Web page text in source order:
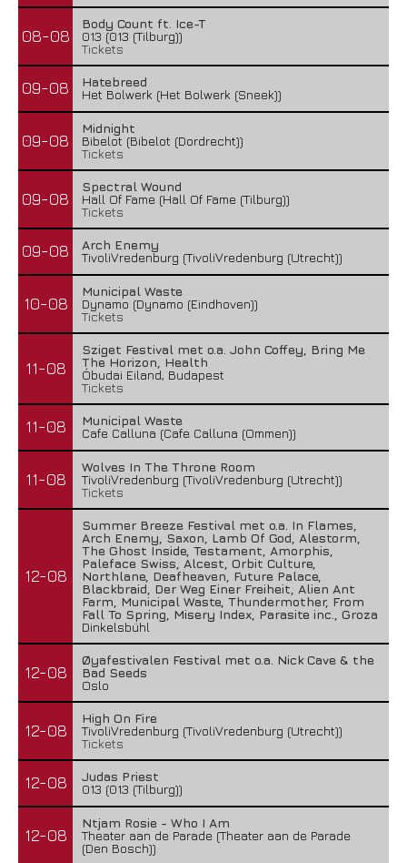
08-08
Body Count ft. Ice-T
013 (013 (Tilburg))
Tickets
09-08
Hatebreed
Het Bolwerk (Het Bolwerk (Sneek))
09-08
Midnight
Bibelot (Bibelot (Dordrecht))
Tickets
09-08
Spectral Wound
Hall Of Fame (Hall Of Fame (Tilburg))
Tickets
09-08
Arch Enemy
TivoliVredenburg (TivoliVredenburg (Utrecht))
10-08
Municipal Waste
Dynamo (Dynamo (Eindhoven))
Tickets
11-08
Sziget Festival met o.a. John Coffey, Bring Me
The Horizon, Health
Óbudai Eiland, Budapest
Tickets
11-08
Municipal Waste
Cafe Calluna (Cafe Calluna (Ommen))
11-08
Wolves In The Throne Room
TivoliVredenburg (TivoliVredenburg (Utrecht))
Tickets
12-08
Summer Breeze Festival met o.a. In Flames,
Arch Enemy, Saxon, Lamb Of God, Alestorm,
The Ghost Inside, Testament, Amorphis,
Paleface Swiss, Alcest, Orbit Culture,
Northlane, Deafheaven, Future Palace,
Blackbraid, Der Weg Einer Freiheit, Alien Ant
Farm, Municipal Waste, Thundermother, From
Fall To Spring, Misery Index, Parasite inc., Groza
Dinkelsbühl
12-08
Øyafestivalen Festival met o.a. Nick Cave & the
Bad Seeds
Oslo
12-08
High On Fire
TivoliVredenburg (TivoliVredenburg (Utrecht))
Tickets
12-08
Judas Priest
013 (013 (Tilburg))
12-08
Ntjam Rosie - Who I Am
Theater aan de Parade (Theater aan de Parade
(Den Bosch))